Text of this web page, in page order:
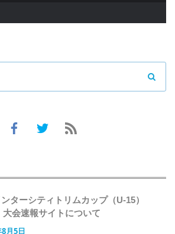
ターシティトリムカップ（U-15）
会速報サイトについて
月5日